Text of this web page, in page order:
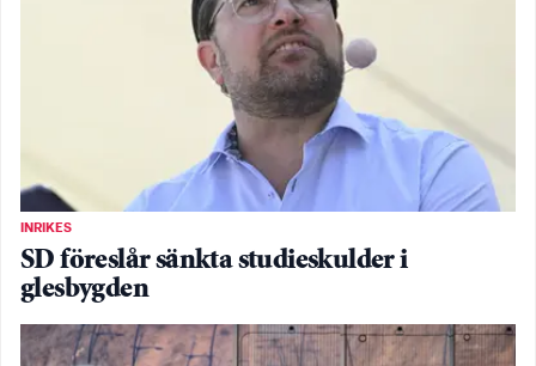
INRIKES
SD föreslår sänkta studieskulder i
glesbygden